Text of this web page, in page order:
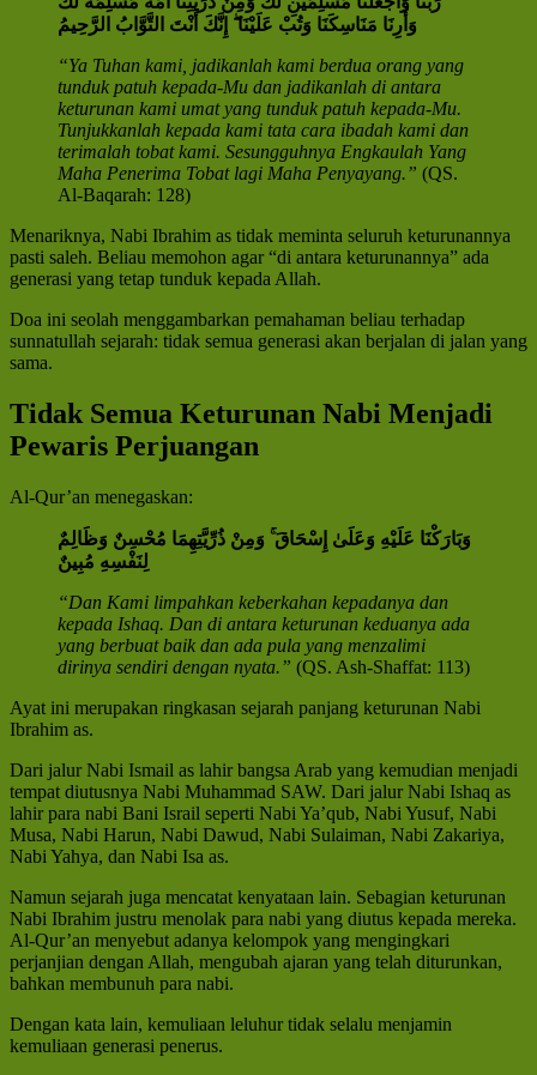
وَأَرِنَا مَنَاسِكَنَا وَتُبْ عَلَيْنَا ۖ إِنَّكَ أَنْتَ التَّوَّابُ الرَّحِيمُ
“Ya Tuhan kami, jadikanlah kami berdua orang yang
tunduk patuh kepada-Mu dan jadikanlah di antara
keturunan kami umat yang tunduk patuh kepada-Mu.
Tunjukkanlah kepada kami tata cara ibadah kami dan
terimalah tobat kami. Sesungguhnya Engkaulah Yang
Maha Penerima Tobat lagi Maha Penyayang.” (QS.
Al-Baqarah: 128)
Menariknya, Nabi Ibrahim as tidak meminta seluruh keturunannya
pasti saleh. Beliau memohon agar “di antara keturunannya” ada
generasi yang tetap tunduk kepada Allah.
Doa ini seolah menggambarkan pemahaman beliau terhadap
sunnatullah sejarah: tidak semua generasi akan berjalan di jalan yang
sama.
Tidak Semua Keturunan Nabi Menjadi
Pewaris Perjuangan
Al-Qur’an menegaskan:
وَبَارَكْنَا عَلَيْهِ وَعَلَىٰ إِسْحَاقَ ۚ وَمِنْ ذُرِّيَّتِهِمَا مُحْسِنٌ وَظَالِمٌ
لِنَفْسِهِ مُبِينٌ
“Dan Kami limpahkan keberkahan kepadanya dan
kepada Ishaq. Dan di antara keturunan keduanya ada
yang berbuat baik dan ada pula yang menzalimi
dirinya sendiri dengan nyata.” (QS. Ash-Shaffat: 113)
Ayat ini merupakan ringkasan sejarah panjang keturunan Nabi
Ibrahim as.
Dari jalur Nabi Ismail as lahir bangsa Arab yang kemudian menjadi
tempat diutusnya Nabi Muhammad SAW. Dari jalur Nabi Ishaq as
lahir para nabi Bani Israil seperti Nabi Ya’qub, Nabi Yusuf, Nabi
Musa, Nabi Harun, Nabi Dawud, Nabi Sulaiman, Nabi Zakariya,
Nabi Yahya, dan Nabi Isa as.
Namun sejarah juga mencatat kenyataan lain. Sebagian keturunan
Nabi Ibrahim justru menolak para nabi yang diutus kepada mereka.
Al-Qur’an menyebut adanya kelompok yang mengingkari
perjanjian dengan Allah, mengubah ajaran yang telah diturunkan,
bahkan membunuh para nabi.
Dengan kata lain, kemuliaan leluhur tidak selalu menjamin
kemuliaan generasi penerus.